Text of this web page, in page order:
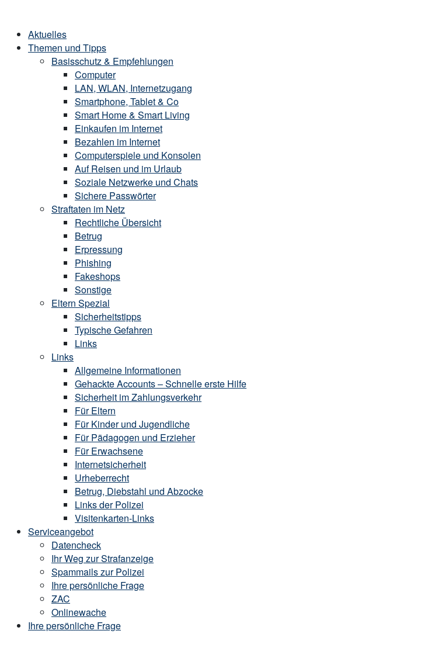
content
Menu Aktuelles
Themen und Tipps
Basisschutz & Empfehlungen
Computer
LAN, WLAN, Internetzugang
Smartphone, Tablet & Co
Smart Home & Smart Living
Einkaufen im Internet
Bezahlen im Internet
Computerspiele und Konsolen
Auf Reisen und im Urlaub
Soziale Netzwerke und Chats
Sichere Passwörter
Straftaten im Netz
Rechtliche Übersicht
Betrug
Erpressung
Phishing
Fakeshops
Sonstige
Eltern Spezial
Sicherheitstipps
Typische Gefahren
Links
Links
Allgemeine Informationen
Gehackte Accounts – Schnelle erste Hilfe
Sicherheit im Zahlungsverkehr
Für Eltern
Für Kinder und Jugendliche
Für Pädagogen und Erzieher
Für Erwachsene
Internetsicherheit
Urheberrecht
Betrug, Diebstahl und Abzocke
Links der Polizei
Visitenkarten-Links
Serviceangebot
Datencheck
Ihr Weg zur Strafanzeige
Spammails zur Polizei
Ihre persönliche Frage
ZAC
Onlinewache
Ihre persönliche Frage